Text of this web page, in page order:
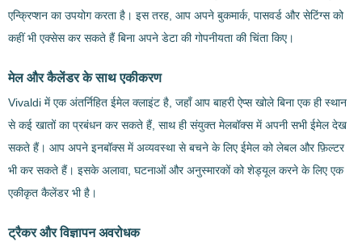
एन्क्रिप्शन का उपयोग करता है। इस तरह, आप अपने बुकमार्क, पासवर्ड और सेटिंग्स को
कहीं भी एक्सेस कर सकते हैं बिना अपने डेटा की गोपनीयता की चिंता किए।
मेल और कैलेंडर के साथ एकीकरण
Vivaldi में एक अंतर्निहित ईमेल क्लाइंट है, जहाँ आप बाहरी ऐप्स खोले बिना एक ही स्थान
से कई खातों का प्रबंधन कर सकते हैं, साथ ही संयुक्त मेलबॉक्स में अपनी सभी ईमेल देख
सकते हैं। आप अपने इनबॉक्स में अव्यवस्था से बचने के लिए ईमेल को लेबल और फ़िल्टर
भी कर सकते हैं। इसके अलावा, घटनाओं और अनुस्मारकों को शेड्यूल करने के लिए एक
एकीकृत कैलेंडर भी है।
ट्रैकर और विज्ञापन अवरोधक